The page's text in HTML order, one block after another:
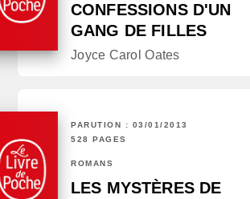
CONFESSIONS D'UN
GANG DE FILLES
Joyce Carol Oates
PARUTION : 03/01/2013
528 PAGES
ROMANS
LES MYSTÈRES DE